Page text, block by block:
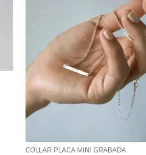
COLLAR PLACA MINI GRABADA